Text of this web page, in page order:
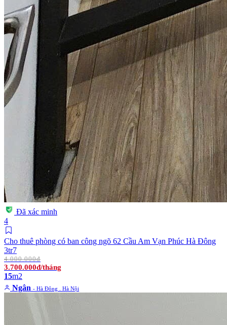
Đã xác minh
4
Cho thuê phòng có ban công ngõ 62 Cầu Am Vạn Phúc Hà Đông
3tr7
4.000.000đ
3.700.000đ/tháng
15m2
Ngân - Hà Đông . Hà Nội